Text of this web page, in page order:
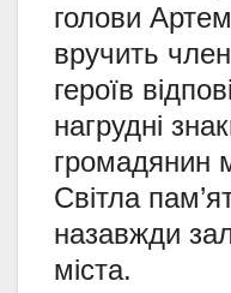
голови
вручить
героїв
нагрудні
громадянин
Світла
назавжди
міста.